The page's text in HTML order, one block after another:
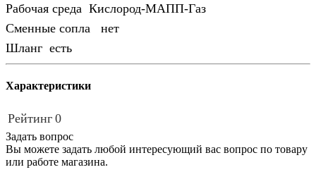
Рабочая среда Кислород-МАПП-Газ
Сменные сопла нет
Шланг есть
Характеристики
Рейтинг 0
Задать вопрос
Вы можете задать любой интересующий вас вопрос по товару
или работе магазина.